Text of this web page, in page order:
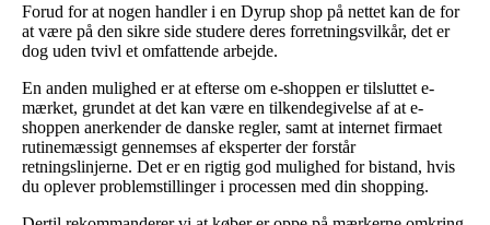
Forud for at nogen handler i en Dyrup shop på nettet kan de for
at være på den sikre side studere deres forretningsvilkår, det er
dog uden tvivl et omfattende arbejde.
En anden mulighed er at efterse om e-shoppen er tilsluttet e-
mærket, grundet at det kan være en tilkendegivelse af at e-
shoppen anerkender de danske regler, samt at internet firmaet
rutinemæssigt gennemses af eksperter der forstår
retningslinjerne. Det er en rigtig god mulighed for bistand, hvis
du oplever problemstillinger i processen med din shopping.